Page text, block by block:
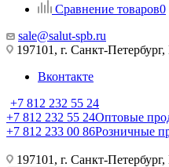
Сравнение товаров0
sale@salut-spb.ru
197101, г. Санкт-
Вконтакте
+7 812 232 55 24
+7 812 232 55 24Оптовые
+7 812 233 00 86Розничные
197101, г. Санкт-